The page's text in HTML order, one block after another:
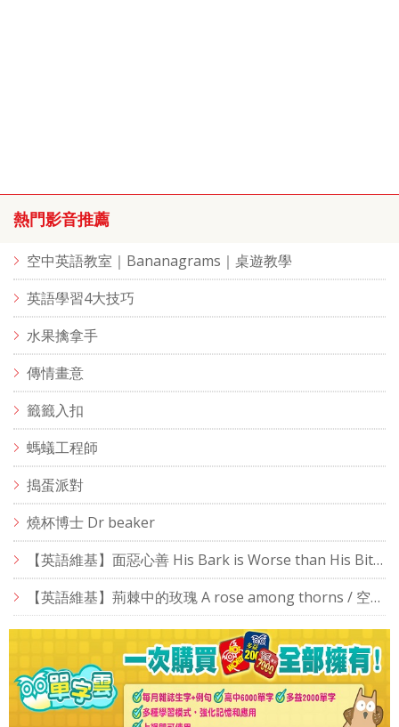
熱門影音推薦
空中英語教室｜Bananagrams｜桌遊教學
英語學習4大技巧
水果擒拿手
傳情畫意
籤籤入扣
螞蟻工程師
搗蛋派對
燒杯博士 Dr beaker
【英語維基】面惡心善 His Bark is Worse than His Bite / 空中英語教室
【英語維基】荊棘中的玫瑰 A rose among thorns / 空中英語教室